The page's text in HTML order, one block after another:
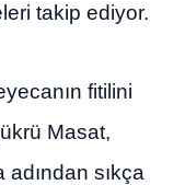
takip ediyor.
fitilini
Masat,
sıkça